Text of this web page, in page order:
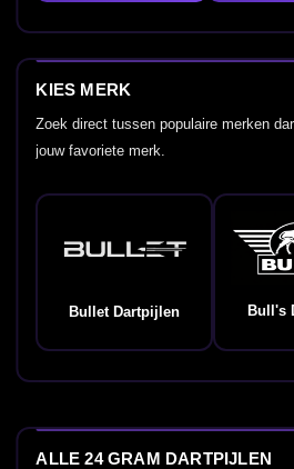
KIES MERK
Zoek direct tussen populaire merken
jouw favoriete merk.
Bullet Dartpijlen Bull's
ALLE 24 GRAM DARTPIJLEN